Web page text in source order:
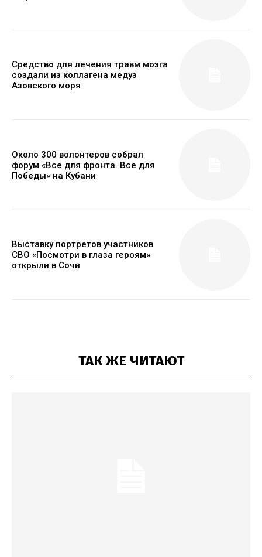
Средство для лечения травм мозга
создали из коллагена медуз
Азовского моря
Около 300 волонтеров собрал
форум «Все для фронта. Все для
Победы» на Кубани
Выставку портретов участников
СВО «Посмотри в глаза героям»
открыли в Сочи
ТАК ЖЕ ЧИТАЮТ